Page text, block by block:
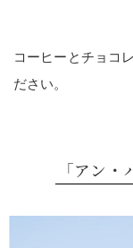
コーヒーとチョコ
ださい。
「アン